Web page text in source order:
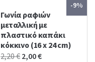
-9%
Γωνία ραφιών
μεταλλική με
πλαστικό καπάκι
κόκκινο (16 x 24 cm)
2,20€ Original
2,00€Current